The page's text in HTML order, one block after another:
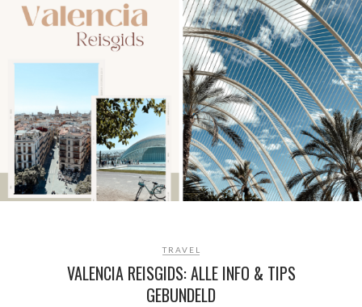
TRAVEL
VALENCIA REISGIDS: ALLE INFO & TIPS
GEBUNDELD